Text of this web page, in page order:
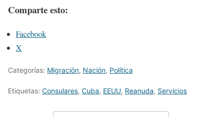
Comparte esto:
Facebook
X
Categorías: Migración, Nación, Política
Etiquetas: Consulares, Cuba, EEUU, Reanuda, Servicios